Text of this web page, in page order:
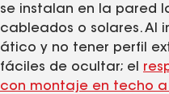
se instalan en la pared
cableados o solares. Al
ático y no tener perfil
fáciles de ocultar; el
con montaje en techo a